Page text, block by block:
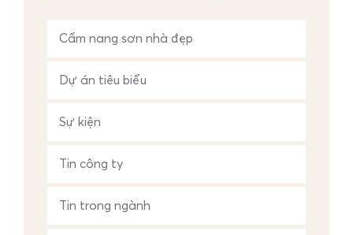
Cẩm nang sơn nhà đẹp
Dự án tiêu biểu
Sự kiện
Tin công ty
Tin trong ngành